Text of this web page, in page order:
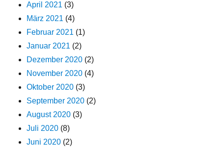
April 2021 (3)
März 2021 (4)
Februar 2021 (1)
Januar 2021 (2)
Dezember 2020 (2)
November 2020 (4)
Oktober 2020 (3)
September 2020 (2)
August 2020 (3)
Juli 2020 (8)
Juni 2020 (2)